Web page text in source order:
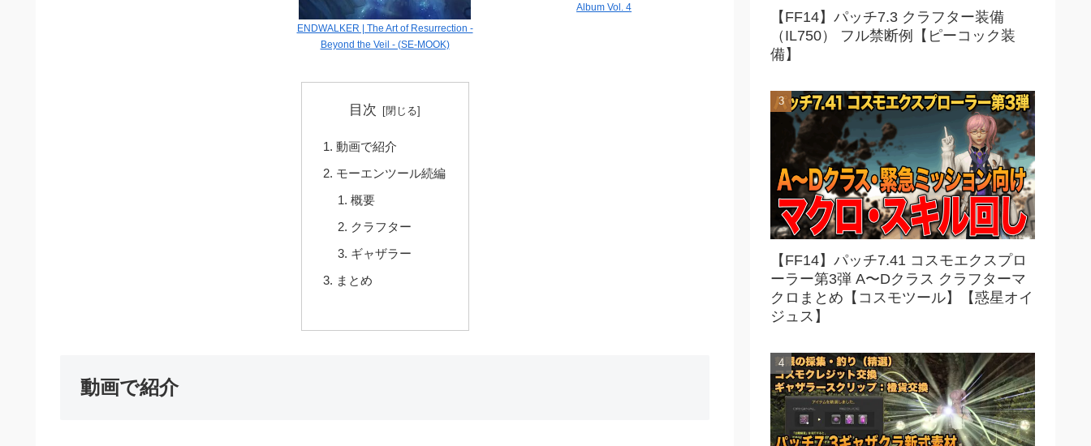
ENDWALKER | The Art of Resurrection -
Beyond the Veil - (SE-MOOK)
Album Vol. 4
目次
動画で紹介
モーエンツール続編
概要
クラフター
ギャザラー
まとめ
動画で紹介
【FF14】パッチ7.3 クラフター装備
（IL750） フル禁断例【ピーコック装
備】
【FF14】パッチ7.41 コスモエクスプロ
ーラー第3弾 A〜Dクラス クラフターマ
クロまとめ【コスモツール】【惑星オイ
ジュス】